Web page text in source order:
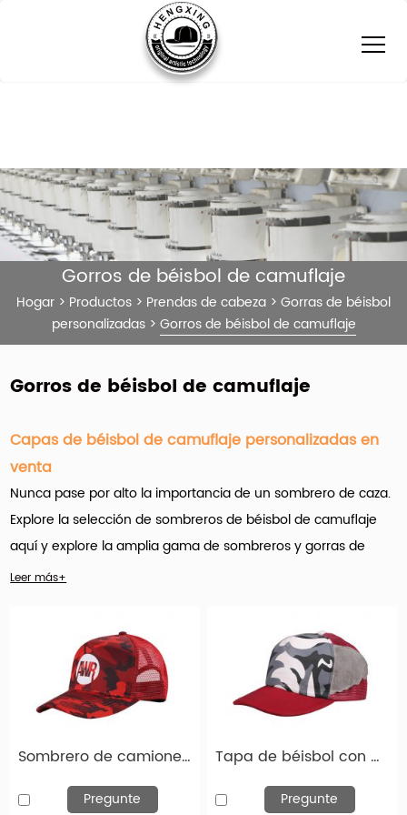
Gorros de béisbol de camuflaje
Hogar > Productos > Prendas de cabeza > Gorras de béisbol
personalizadas> Gorros de béisbol de camuflaje
Gorros de béisbol de camuflaje
Capas de béisbol de camuflaje personalizadas en
venta
Nunca pase por alto la importancia de un sombrero de caza.
Explore la selección de sombreros de béisbol de camuflaje
aquí y explore la amplia gama de sombreros y gorras de
caza de camuflaje
Productos de gorros de béisbol de camuflaje personalizados
para al por mayor. Y es importante que el nombre del juego
aquí sea la personalización.
Una amplia variedad de opciones de sombrero de béisbol de
camuflaje están disponibles para usted, como teñido liso,
impreso y bordado. También puede elegir entre 100% de
Leer más+
Sombrero de camionero de camuflaje de béisbol de camuflaje de camuflaje rojo
Pregunte
Tapa de béisbol con alas en los lados Caps de camuflaje personalizados
Pregunte